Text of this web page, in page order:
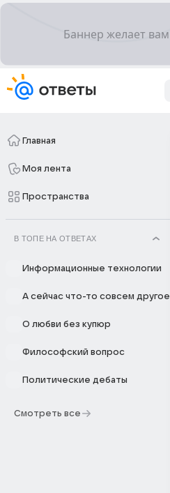
Главная
Моя лента
Пространства
В ТОПЕ НА ОТВЕТАХ
Информационные технологии
А сейчас что-то совсем другое
О любви без купюр
Философский вопрос
Политические дебаты
Смотреть все